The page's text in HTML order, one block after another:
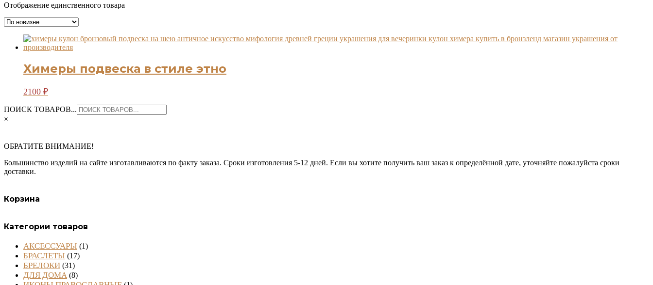
Отображение единственного товара
Химеры подвеска в стиле этно
2100 ₽
ПОИСК ТОВАРОВ...
×
ОБРАТИТЕ ВНИМАНИЕ!
Большинство изделий на сайте изготавливаются по факту заказа. Сроки изготовления 5-12 дней. Если вы хотите получить ваш заказ к определённой дате, уточняйте пожалуйста сроки
доставки.
Корзина
Категории товаров
АКСЕССУАРЫ (1)
БРАСЛЕТЫ (17)
БРЕЛОКИ (31)
ДЛЯ ДОМА (8)